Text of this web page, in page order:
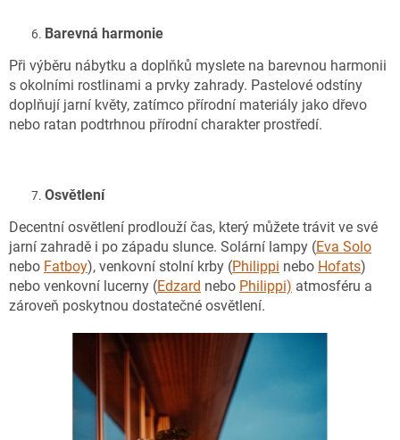
Barevná harmonie
Při výběru nábytku a doplňků myslete na barevnou harmonii
s okolními rostlinami a prvky zahrady. Pastelové odstíny
doplňují jarní květy, zatímco přírodní materiály jako dřevo
nebo ratan podtrhnou přírodní charakter prostředí.
Osvětlení
Decentní osvětlení prodlouží čas, který můžete trávit ve své
jarní zahradě i po západu slunce. Solární lampy (Eva Solo
nebo Fatboy), venkovní stolní krby (Philippi nebo Hofats)
nebo venkovní lucerny (Edzard nebo Philippi) atmosféru a
zároveň poskytnou dostatečné osvětlení.